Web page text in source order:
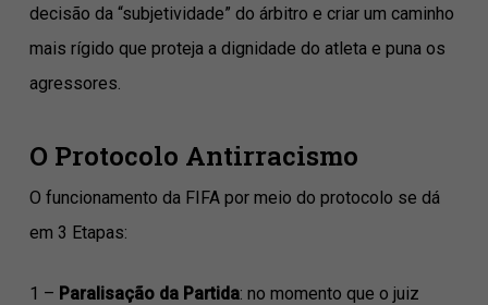
decisão da “subjetividade” do árbitro e criar um caminho
mais rígido que proteja a dignidade do atleta e puna os
agressores.
O Protocolo Antirracismo
O funcionamento da FIFA por meio do protocolo se dá
em 3 Etapas:
1 – Paralisação da Partida: no momento que o juiz